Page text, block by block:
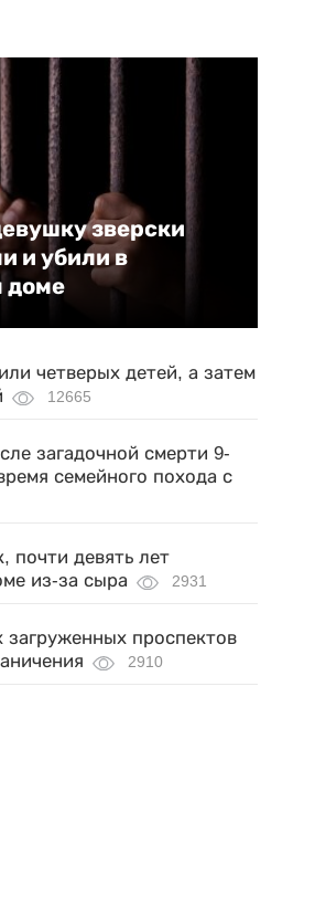
зверски
и убили в
доме
четверых детей, а затем
12665
загадочной смерти 9-
семейного похода с
почти девять лет
из-за сыра
2931
проспектов
2910